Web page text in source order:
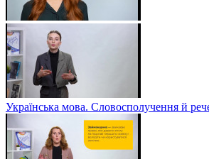
Українська мова. Словосполучення й